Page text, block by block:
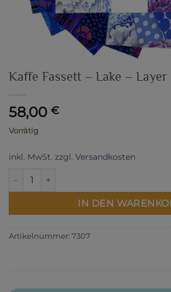
Kaffe Fassett – Lake – Layer
58,00 €
Vorrätig
inkl. MwSt. zzgl. Versandkosten
Kaffe Fassett - Lake - Layer Cake Menge
IN DEN
Artikelnummer: 7307